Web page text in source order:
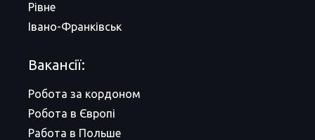
Рівне
Івано-Франківськ
Вакансії:
Робота за кордоном
Робота в Європі
Работа в Польше